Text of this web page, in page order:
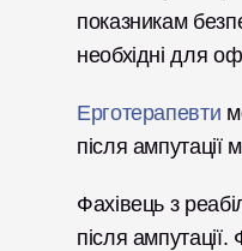
показникам
необхідні для
Ерготерапевти
після
Фахівець з
після